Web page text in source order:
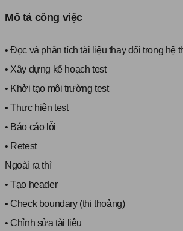
Mô tả công việc
• Đọc và phân tích tài liệu thay đổi trong hệ
• Xây dựng kế hoạch test
• Khởi tạo môi trường test
• Thực hiện test
• Báo cáo lỗi
• Retest
Ngoài ra thì
• Tạo header
• Check boundary (thi thoảng)
• Chỉnh sửa tài liệu